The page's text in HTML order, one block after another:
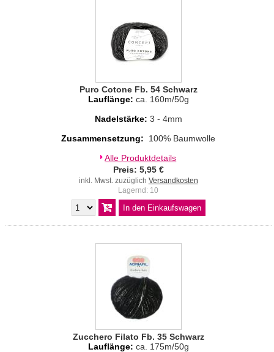
Puro Cotone Fb. 54 Schwarz
Lauflänge: ca. 160m/50g
Nadelstärke: 3 - 4mm
Zusammensetzung:
100% Baumwolle
Alle Produktdetails
Preis: 5,95 €
inkl. Mwst. zuzüglich Versandkosten
Lagernd: 10
Zucchero Filato Fb. 35 Schwarz
Lauflänge: ca. 175m/50g